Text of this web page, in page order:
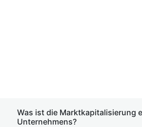
Was ist die Marktkapitalisierung
Unternehmens?